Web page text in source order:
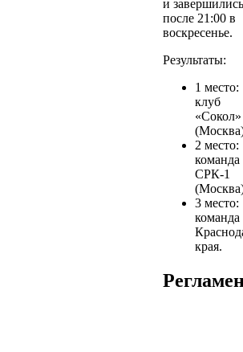
и завершились
после 21:00 в
воскресенье.
Результаты:
1 место:
клуб
«Сокол»
2 место:
команда
СРК-1
3 место:
команда
края.